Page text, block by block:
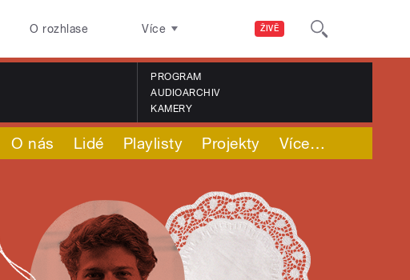
ŽIVĚ
O rozhlase Více
PROGRAM
AUDIOARCHIV
KAMERY
O nás Lidé Playlisty Projekty Více…